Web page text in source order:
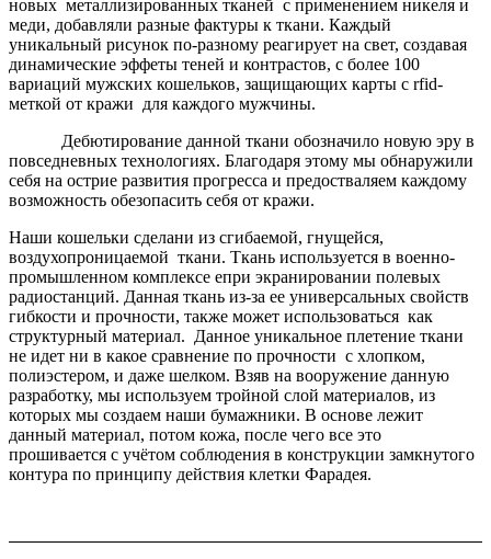
новых металлизированных тканей с применением никеля и
меди, добавляли разные фактуры к ткани. Каждый
уникальный рисунок по-разному реагирует на свет, создавая
динамические эффеты теней и контрастов, с более 100
вариаций мужских кошельков, защищающих карты с rfid-
меткой от кражи для каждого мужчины.
Дебютирование данной ткани обозначило новую эру в
повседневных технологиях. Благодаря этому мы обнаружили
себя на острие развития прогресса и предостваляем каждому
возможность обезопасить себя от кражи.
Наши кошельки сделани из сгибаемой, гнущейся,
воздухопроницаемой ткани. Ткань используется в военно-
промышленном комплексе епри экранировании полевых
радиостанций. Данная ткань из-за ее универсальных свойств
гибкости и прочности, также может использоваться как
структурный материал. Данное уникальное плетение ткани
не идет ни в какое сравнение по прочности с хлопком,
полиэстером, и даже шелком. Взяв на вооружение данную
разработку, мы используем тройной слой материалов, из
которых мы создаем наши бумажники. В основе лежит
данный материал, потом кожа, после чего все это
прошивается с учётом соблюдения в конструкции замкнутого
контура по принципу действия клетки Фарадея.